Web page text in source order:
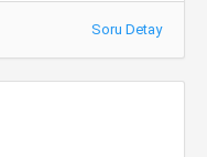
Soru Detay